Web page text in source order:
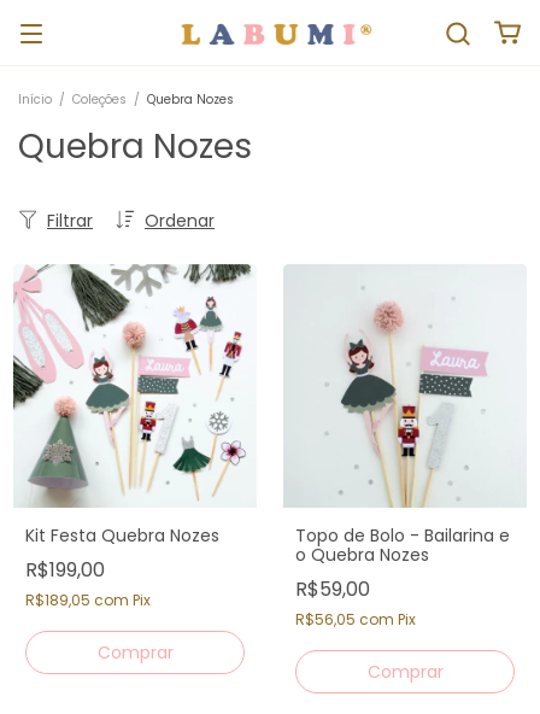
Início / Coleções / Quebra Nozes
Quebra Nozes
Ordenar
Filtrar
Kit Festa Quebra Nozes
R$199,00
R$189,05 com Pix
Topo de Bolo - Bailarina e
o Quebra Nozes
R$59,00
R$56,05 com Pix